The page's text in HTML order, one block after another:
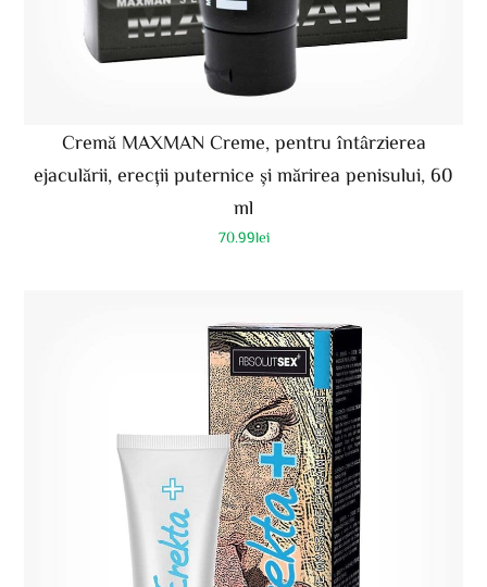
Cremă MAXMAN Creme, pentru întârzierea
ejaculării, erecții puternice și mărirea penisului, 60
ml
70.99lei